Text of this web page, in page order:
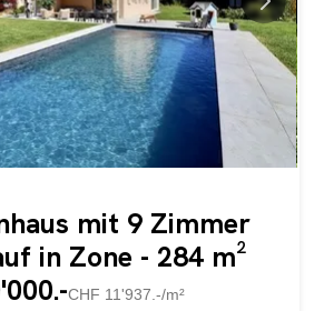
entsteht. Die moderne Küche,
zentrale Kochinsel angeordnet ist,
Zusammenkommens konzipiert.
ihre hochwertigen Geräte und ihre
machen sie zu...
mit 9 Zimmer
in Zone - 284 m²
CHF 11'937.-/m²